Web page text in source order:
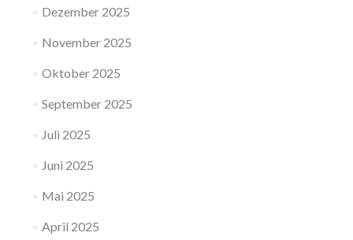
Dezember 2025
November 2025
Oktober 2025
September 2025
Juli 2025
Juni 2025
Mai 2025
April 2025